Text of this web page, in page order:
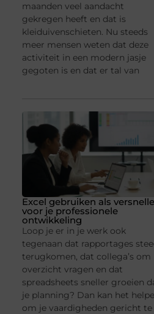
maanden veel aandacht
gekregen heeft en dat is
kleiduivenschieten. Nu steeds
meer mensen weten dat deze
activiteit in een modern jasje
gegoten is en dat er tal van
Excel gebruiken als
voor je professionele
ontwikkeling
Loop je er in je werk ook
tegenaan dat rapportages
terugkomen, dat collega’s om
overzicht vragen en dat
spreadsheets sneller groeien
je planning? Dan kan het
om je vaardigheden gericht te